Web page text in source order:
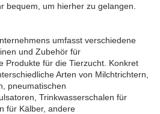
bequem, um hierher zu gelangen.
umfasst verschiedene
und Zubehör für
Produkte für die Tierzucht. Konkret
Arten von Milchtrichtern,
pneumatischen
Trinkwasserschalen für
für Kälber, andere